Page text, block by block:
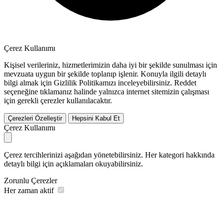
Çerez Kullanımı
Kişisel verileriniz, hizmetlerimizin daha iyi bir şekilde sunulması için
mevzuata uygun bir şekilde toplanıp işlenir. Konuyla ilgili detaylı
bilgi almak için Gizlilik Politikamızı inceleyebilirsiniz. Reddet
seçeneğine tıklamanız halinde yalnızca internet sitemizin çalışması
için gerekli çerezler kullanılacaktır.
Çerezleri Özelleştir Hepsini Kabul Et
Çerez Kullanımı
Çerez tercihlerinizi aşağıdan yönetebilirsiniz. Her kategori hakkında
detaylı bilgi için açıklamaları okuyabilirsiniz.
Zorunlu Çerezler
Her zaman aktif